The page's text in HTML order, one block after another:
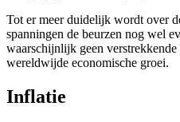
Tot er meer duidelijk wordt over
spanningen de beurzen nog wel
waarschijnlijk geen
wereldwijde economische groei.
Inflatie